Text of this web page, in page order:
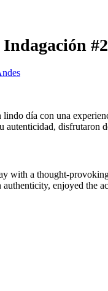
día con una
autenticidad,
with a thought-
enjoyed the